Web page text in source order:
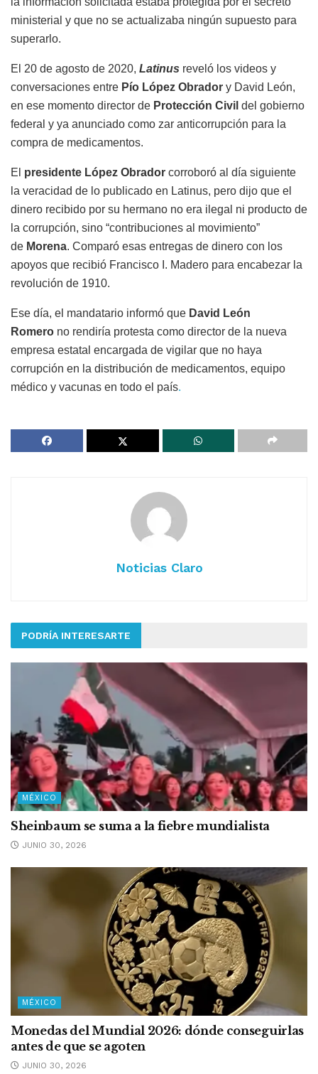
ministerial y que no se actualizaba ningún supuesto para
superarlo.
El 20 de agosto de 2020, Latinus reveló los videos y
conversaciones entre Pío López Obrador y David León,
en ese momento director de Protección Civil del gobierno
federal y ya anunciado como zar anticorrupción para la
compra de medicamentos.
El presidente López Obrador corroboró al día siguiente
la veracidad de lo publicado en Latinus, pero dijo que el
dinero recibido por su hermano no era ilegal ni producto de
la corrupción, sino “contribuciones al movimiento”
de Morena. Comparó esas entregas de dinero con los
apoyos que recibió Francisco I. Madero para encabezar la
revolución de 1910.
Ese día, el mandatario informó que David León
Romero no rendiría protesta como director de la nueva
empresa estatal encargada de vigilar que no haya
corrupción en la distribución de medicamentos, equipo
médico y vacunas en todo el país.
Noticias Claro
PODRÍA INTERESARTE
MÉXICO
Sheinbaum se suma a la fiebre mundialista
JUNIO 30, 2026
MÉXICO
Monedas del Mundial 2026: dónde conseguirlas
antes de que se agoten
JUNIO 30, 2026